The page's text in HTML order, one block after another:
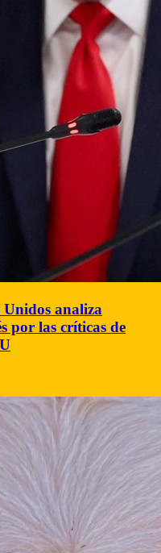
analiza
por las críticas de